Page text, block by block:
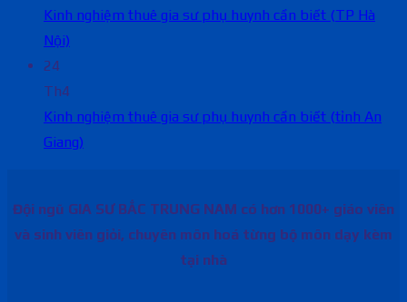
Kinh nghiệm thuê gia sư phụ huynh cần biết (TP Hà
Nội)
24
Th4
Kinh nghiệm thuê gia sư phụ huynh cần biết (tỉnh An
Giang)
Đội ngũ GIA SƯ BẮC TRUNG NAM có hơn 1000+ giáo viên
và sinh viên giỏi, chuyên môn hoá từng bộ môn dạy kèm
tại nhà